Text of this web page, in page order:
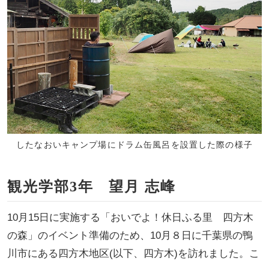
したなおいキャンプ場にドラム缶風呂を設置した際の様子
観光学部3年 望月 志峰
10月15日に実施する「おいでよ！休日ふる里 四方木
の森」のイベント準備のため、10月８日に千葉県の鴨
川市にある四方木地区(以下、四方木)を訪れました。こ